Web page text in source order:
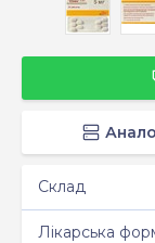
Склад
Лікарська